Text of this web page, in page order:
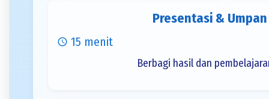
Presentasi &
schedule 15 menit
Berbagi hasil dan